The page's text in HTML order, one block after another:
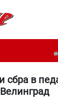
сбра в